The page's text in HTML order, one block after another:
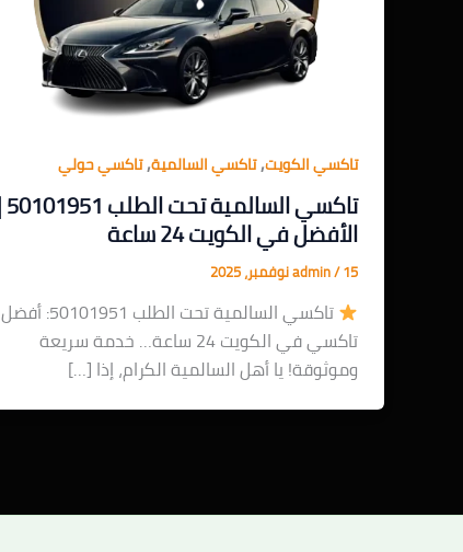
تاكسي الكويت,تاكسي السالمية,تاكسي حولي
تاكسي
الأفضل في الكويت 24 ساعة
admin/15 نوفمبر، 2025
تاكسي السالمية تحت الطلب 50101951: أفضل
تاكسي في الكويت 24 ساعة… خدمة سريعة
وموثوقة! يا أهل السالمية الكرام، إذا […]